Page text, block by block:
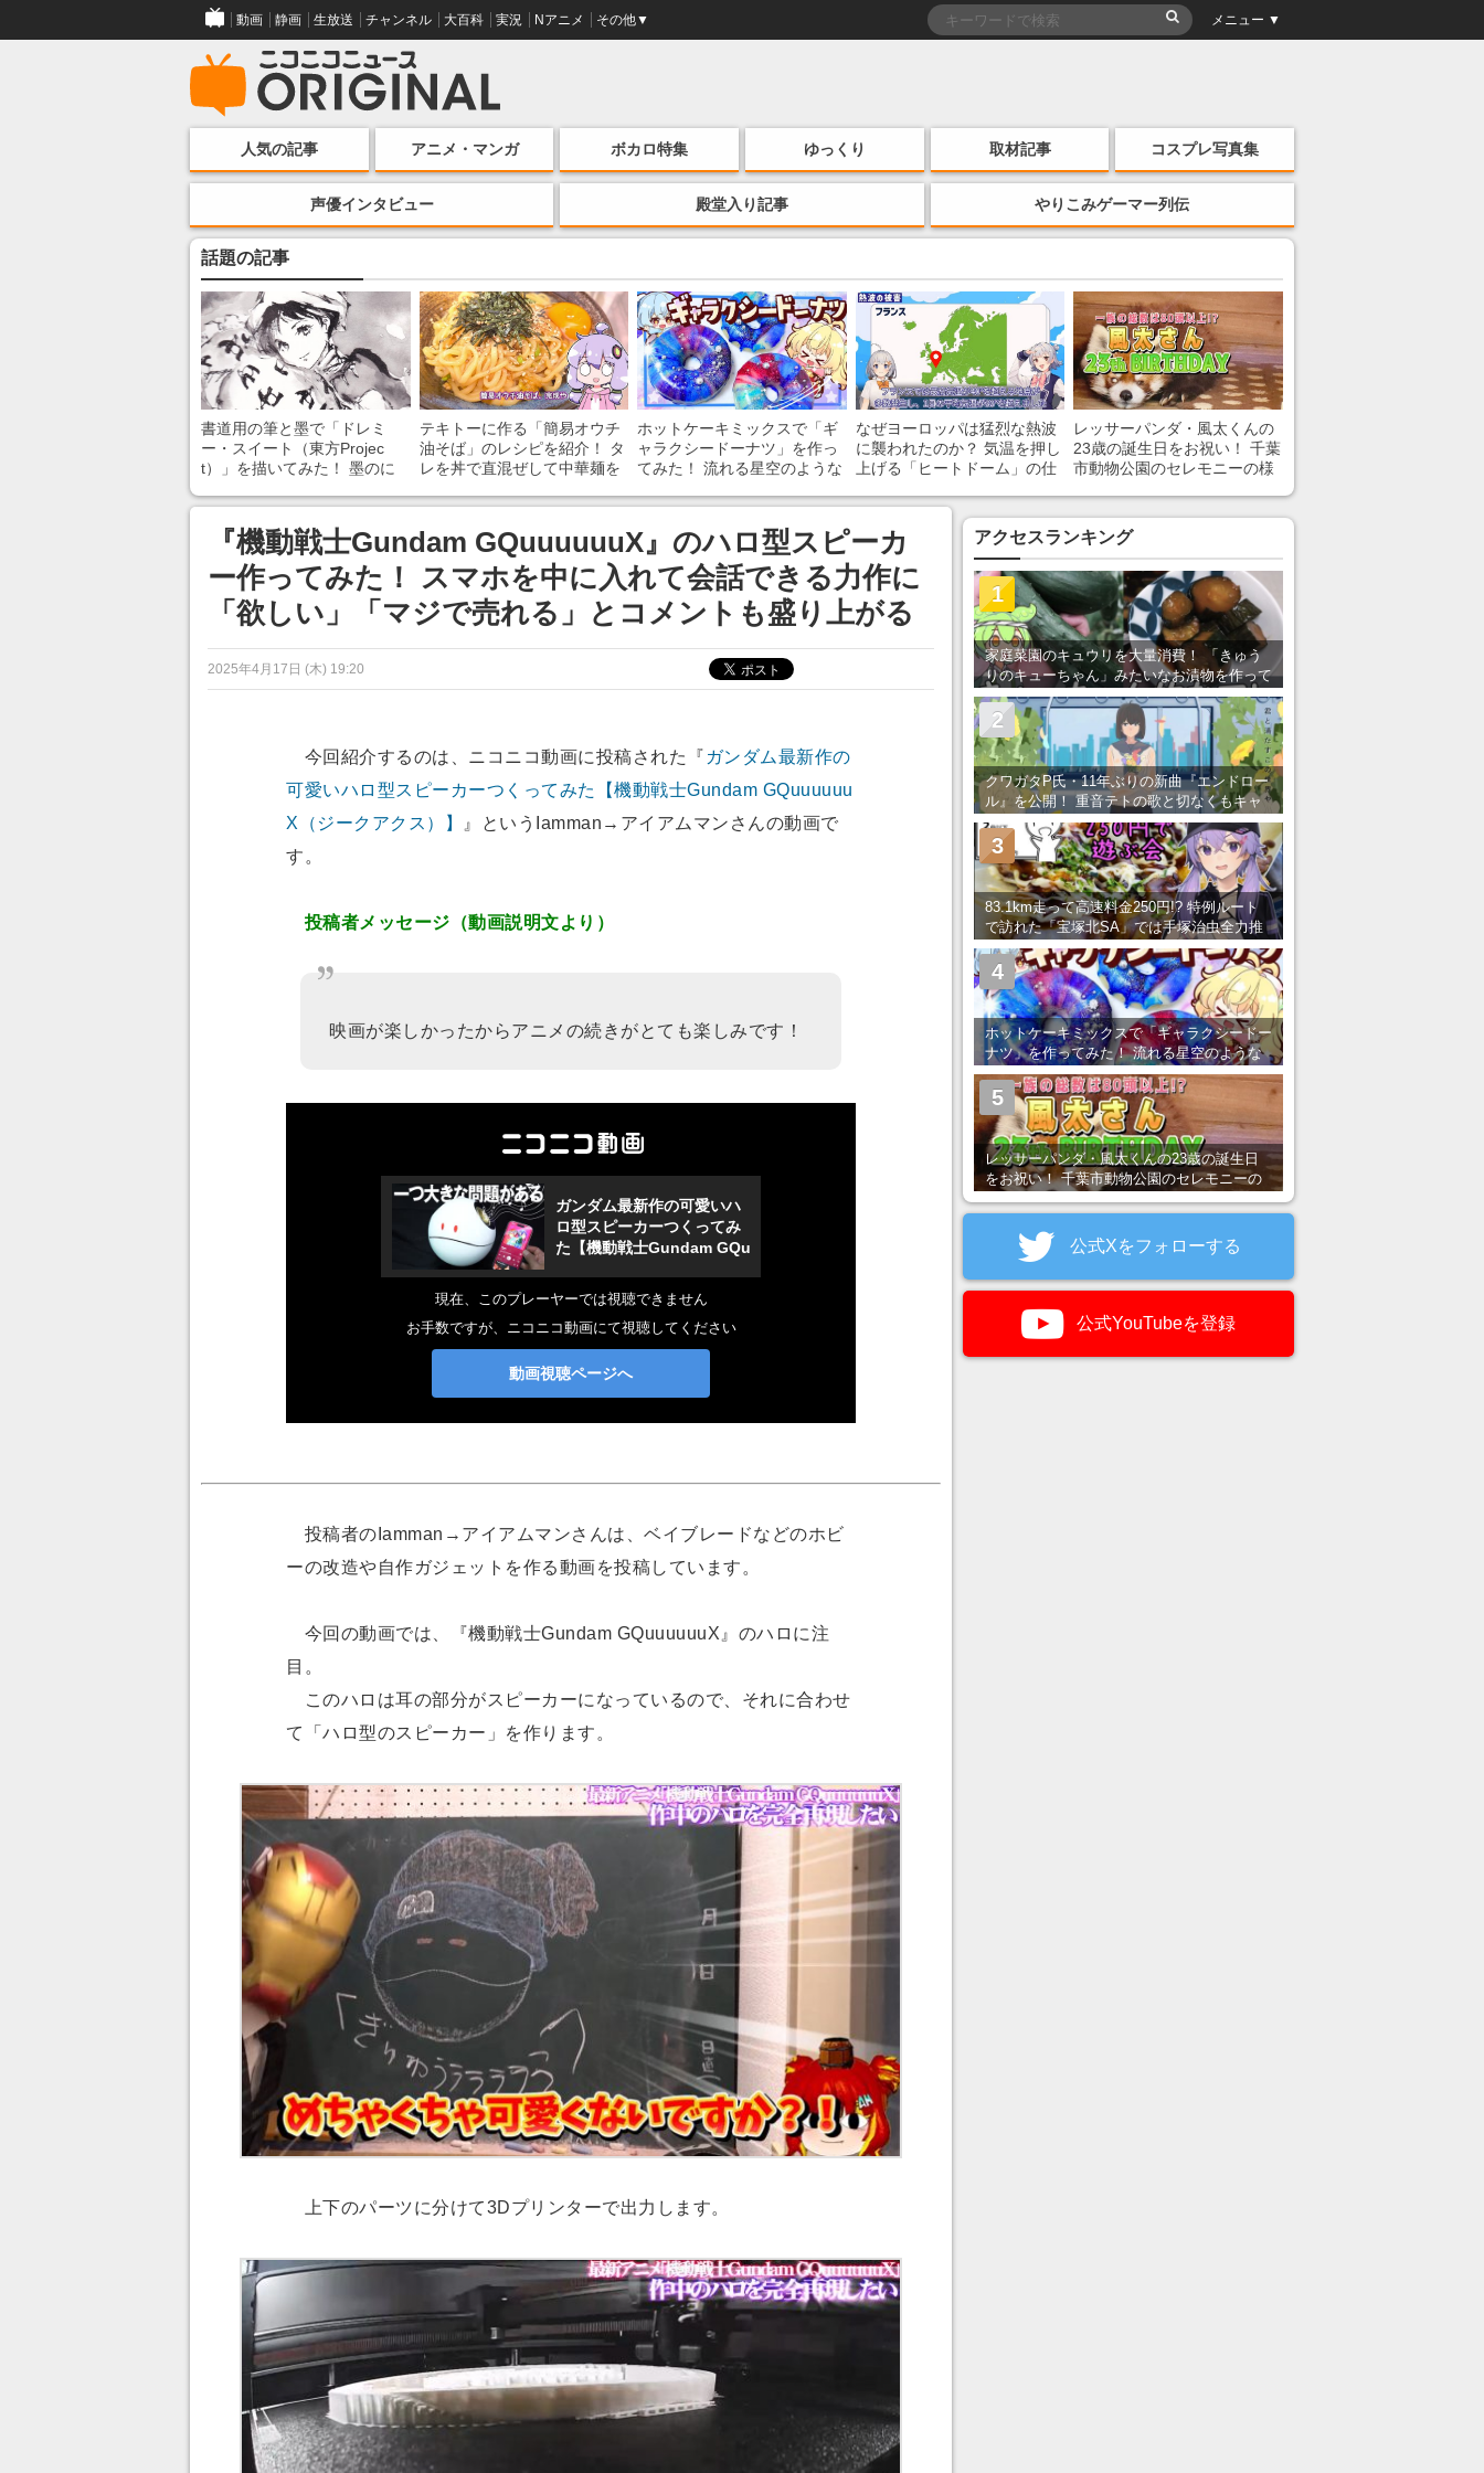
動画 静画 生放送 チャンネル 大百科 実況 Nアニメ その他▼ メニュー ▼
人気の記事 アニメ・マンガ ボカロ特集 ゆっくり 取材記事 コスプレ写真集
声優インタビュー 殿堂入り記事 やりこみゲーマー列伝
話題の記事
書道用の筆と墨で「ドレミ
ー・スイート（東方Projec
t）」を描いてみた！ 墨のに
目が釘づけ
テキトーに作る「簡易オウチ
油そば」のレシピを紹介！ タ
レを丼で直混ぜして中華麺を
のに超うまそう
ホットケーキミックスで「ギ
ャラクシードーナツ」を作っ
てみた！ 流れる星空のような
なぜヨーロッパは猛烈な熱波
に襲われたのか？ 気温を押し
上げる「ヒートドーム」の仕
レッサーパンダ・風太くんの
23歳の誕生日をお祝い！ 千葉
市動物公園のセレモニーの様
『機動戦士Gundam GQuuuuuuX』のハロ型スピーカ
ー作ってみた！ スマホを中に入れて会話できる力作に
「欲しい」「マジで売れる」とコメントも盛り上がる
2025年4月17日 (木) 19:20
今回紹介するのは、ニコニコ動画に投稿された『 ガンダム最新作の
可愛いハロ型スピーカーつくってみた【機動戦士Gundam GQuuuuuu
X（ジークアクス）】
』というIamman→アイアムマンさんの動画で
す。
投稿者メッセージ（動画説明文より）
映画が楽しかったからアニメの続きがとても楽しみです！
投稿者のIamman→アイアムマンさんは、ベイブレードなどのホビ
ーの改造や自作ガジェットを作る動画を投稿しています。
今回の動画では、『機動戦士Gundam GQuuuuuuX』のハロに注
目。
このハロは耳の部分がスピーカーになっているので、それに合わせ
て「ハロ型のスピーカー」を作ります。
上下のパーツに分けて3Dプリンターで出力します。
アクセスランキング
家庭菜園のキュウリを大量消費！ 「きゅう
りのキューちゃん」みたいなお漬物を作って
みた
1
クワガタP氏・11年ぶりの新曲『エンドロー
ル』を公開！ 重音テトの歌と切なくもキャ
ッチーなメロディーが胸にしみる
2
83.1km走って高速料金250円!? 特例ルート
で訪れた「宝塚北SA」では手塚治虫全力推
し＆関西グルメが楽しめる！
3
ホットケーキミックスで「ギャラクシードー
ナツ」を作ってみた！ 流れる星空のような
レンチン・レシピを紹介
4
レッサーパンダ・風太くんの23歳の誕生日
をお祝い！ 千葉市動物公園のセレモニーの
5
公式Xをフォローする
公式YouTubeを登録